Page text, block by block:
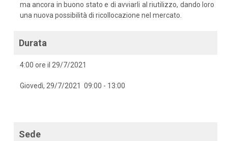
ma ancora in buono stato e di avviarli al riutilizzo, dando loro
una nuova possibilità di ricollocazione nel mercato.
Durata
4:00 ore il 29/7/2021
Giovedì, 29/7/2021 09:00 - 13:00
Sede